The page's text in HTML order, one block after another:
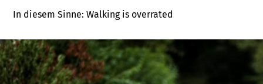
In diesem Sinne: Walking is overrated